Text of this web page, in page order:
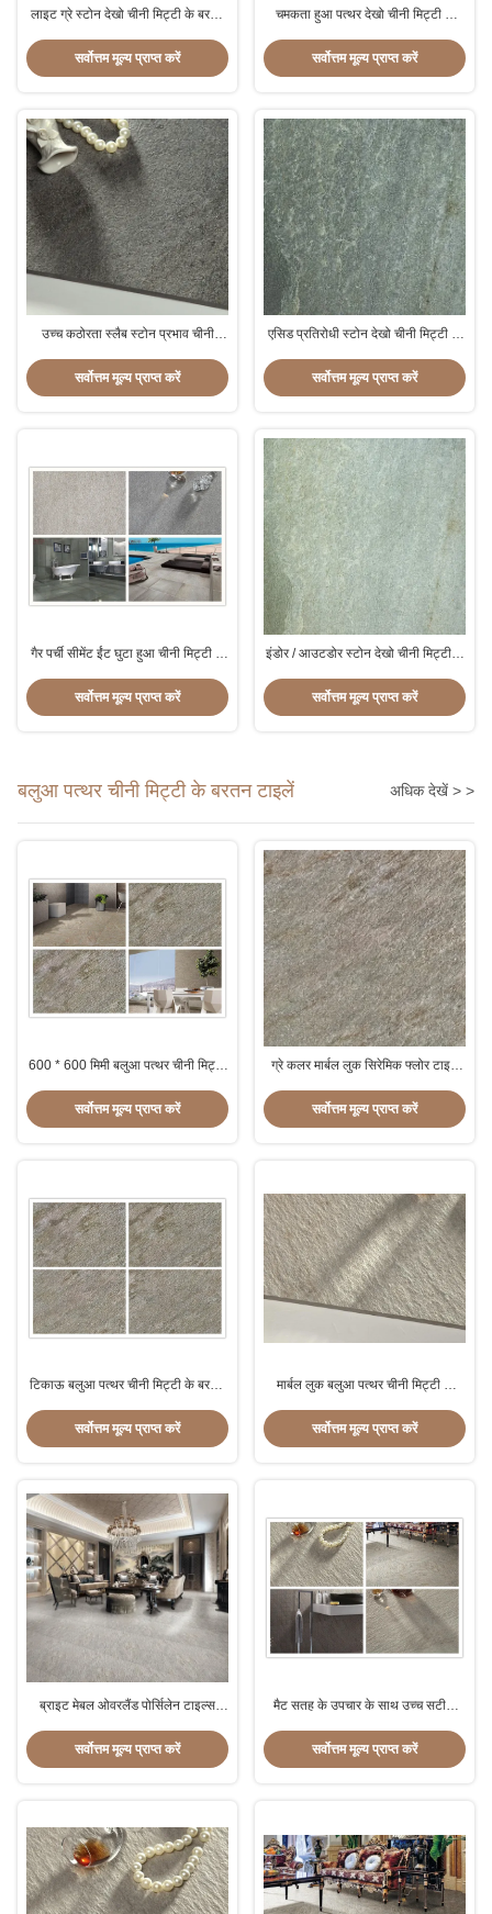
लाइट ग्रे स्टोन देखो चीनी मिट्टी के बरतन
मिमी
सर्वोत्तम मूल्य प्राप्त करें
चमकता हुआ पत्थर देखो चीनी मिट्टी के
20 मिमी मोटाई
सर्वोत्तम मूल्य प्राप्त करें
उच्च कठोरता स्लैब स्टोन प्रभाव चीनी
जीवन काल
सर्वोत्तम मूल्य प्राप्त करें
एसिड प्रतिरोधी स्टोन देखो चीनी मिट्टी के
सर्वोत्तम मूल्य प्राप्त करें
गैर पर्ची सीमेंट ईंट घुटा हुआ चीनी मिट्टी के
प्रतिरोधी पत्थर
सर्वोत्तम मूल्य प्राप्त करें
इंडोर / आउटडोर स्टोन देखो चीनी मिट्टी के
मिमी आकार:
सर्वोत्तम मूल्य प्राप्त करें
बलुआ पत्थर चीनी मिट्टी के बरतन टाइलें अधिक देखें > >
600 * 600 मिमी बलुआ पत्थर चीनी मिट्टी
से कम
सर्वोत्तम मूल्य प्राप्त करें
ग्रे कलर मार्बल लुक सिरेमिक फ्लोर टाइल
सर्वोत्तम मूल्य प्राप्त करें
टिकाऊ बलुआ पत्थर चीनी मिट्टी के बरतन
टाइलें ठीक हवा पारगम्यता:
सर्वोत्तम मूल्य प्राप्त करें
मार्बल लुक बलुआ पत्थर चीनी मिट्टी के
सिरेमिक टाइलें
सर्वोत्तम मूल्य प्राप्त करें
ब्राइट मेबल ओवरलैंड पोर्सिलेन टाइल्स
सर्वोत्तम मूल्य प्राप्त करें
मैट सतह के उपचार के साथ उच्च सटीक
सर्वोत्तम मूल्य प्राप्त करें